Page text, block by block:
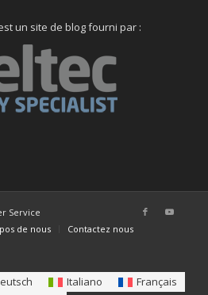
un site de blog fourni par :
Service
de nous Contactez nous
Italiano
Français